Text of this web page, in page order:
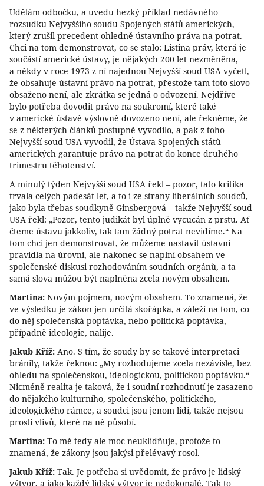
Udělám odbočku, a uvedu hezký příklad nedávného
rozsudku Nejvyššího soudu Spojených států amerických,
který zrušil precedent ohledně ústavního práva na potrat.
Chci na tom demonstrovat, co se stalo: Listina práv, která je
součástí americké ústavy, je nějakých 200 let nezměněna,
a někdy v roce 1973 z ní najednou Nejvyšší soud USA vyčetl,
že obsahuje ústavní právo na potrat, přestože tam toto slovo
obsaženo není, ale zkrátka se jedná o odvození. Nejdříve
bylo potřeba dovodit právo na soukromí, které také
v americké ústavě výslovně dovozeno není, ale řekněme, že
se z některých článků postupně vyvodilo, a pak z toho
Nejvyšší soud USA vyvodil, že Ústava Spojených států
amerických garantuje právo na potrat do konce druhého
trimestru těhotenství.
A minulý týden Nejvyšší soud USA řekl – pozor, tato kritika
trvala celých padesát let, a to i ze strany liberálních soudců,
jako byla třebas soudkyně Ginsbergová – takže Nejvyšší soud
USA řekl: „Pozor, tento judikát byl úplně vycucán z prstu. Ať
čteme ústavu jakkoliv, tak tam žádný potrat nevidíme.“ Na
tom chci jen demonstrovat, že můžeme nastavit ústavní
pravidla na úrovni, ale nakonec se naplní obsahem ve
společenské diskusi rozhodováním soudních orgánů, a ta
samá slova můžou být naplněna zcela novým obsahem.
Martina: Novým pojmem, novým obsahem. To znamená, že
ve výsledku je zákon jen určitá skořápka, a záleží na tom, co
do něj společenská poptávka, nebo politická poptávka,
případně ideologie, nalije.
Jakub Kříž: Ano. S tím, že soudy by se takové interpretaci
bránily, takže řeknou: „My rozhodujeme zcela nezávisle, bez
ohledu na společenskou, ideologickou, politickou poptávku.“
Nicméně realita je taková, že i soudní rozhodnutí je zasazeno
do nějakého kulturního, společenského, politického,
ideologického rámce, a soudci jsou jenom lidi, takže nejsou
prosti vlivů, které na ně působí.
Martina: To mě tedy ale moc neuklidňuje, protože to
znamená, že zákony jsou jakýsi přelévavý rosol.
Jakub Kříž: Tak. Je potřeba si uvědomit, že právo je lidský
výtvor, a jako každý lidský výtvor je nedokonalé. Tak to